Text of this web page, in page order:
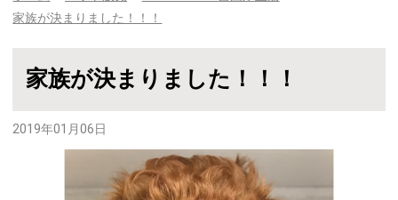
家族が決まりました！！！
家族が決まりました！！！
2019年01月06日